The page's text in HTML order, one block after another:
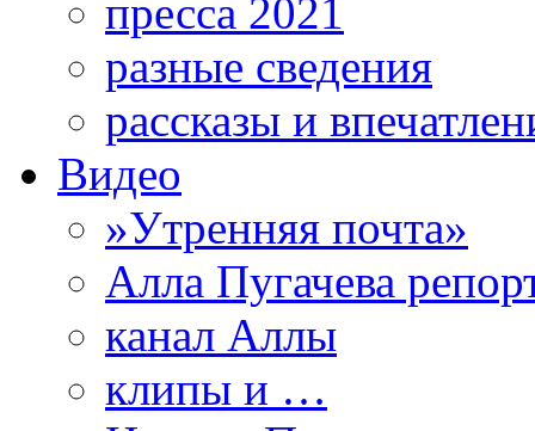
пресса 2021
разные сведения
рассказы и
Видео
»Утренняя почта»
Алла Пугачева
канал Аллы
клипы и …